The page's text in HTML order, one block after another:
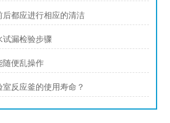
后都应进行相应的清洁
试漏检验步骤
随便乱操作
反应釜的使用寿命？